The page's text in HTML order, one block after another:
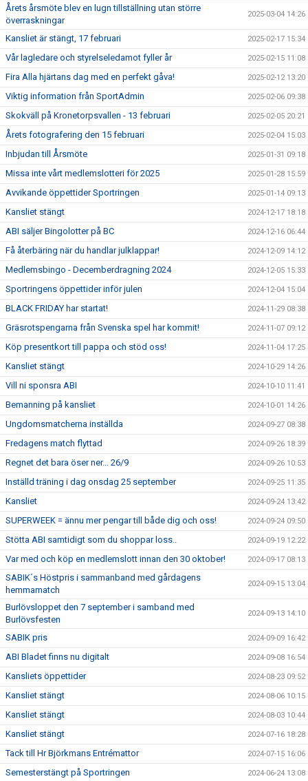
Årets årsmöte blev en lugn tillställning utan större
överraskningar
2025-03-04 14:26
Kansliet är stängt, 17 februari 2025-02-17 15:34
Vår lagledare och styrelseledamot fyller år 2025-02-15 11:08
Fira Alla hjärtans dag med en perfekt gåva! 2025-02-12 13:20
Viktig information från SportAdmin 2025-02-06 09:38
Skokväll på Kronetorpsvallen - 13 februari 2025-02-05 20:21
Årets fotografering den 15 februari 2025-02-04 15:03
Inbjudan till Årsmöte 2025-01-31 09:18
Missa inte vårt medlemslotteri för 2025 2025-01-28 15:59
Avvikande öppettider Sportringen 2025-01-14 09:13
Kansliet stängt 2024-12-17 18:18
ABI säljer Bingolotter på BC 2024-12-16 06:44
Få återbäring när du handlar julklappar! 2024-12-09 14:12
Medlemsbingo - Decemberdragning 2024 2024-12-05 15:33
Sportringens öppettider inför julen 2024-12-04 15:04
BLACK FRIDAY har startat! 2024-11-29 08:38
Gräsrotspengarna från Svenska spel har kommit! 2024-11-07 09:12
Köp presentkort till pappa och stöd oss! 2024-11-04 17:25
Kansliet stängt 2024-10-29 14:26
Vill ni sponsra ABI 2024-10-10 11:41
Bemanning på kansliet 2024-10-01 14:26
Ungdomsmatcherna inställda 2024-09-27 08:38
Fredagens match flyttad 2024-09-26 18:39
Regnet det bara öser ner... 26/9 2024-09-26 10:53
Inställd träning i dag onsdag 25 september 2024-09-25 11:35
Kansliet 2024-09-24 13:42
SUPERWEEK = ännu mer pengar till både dig och oss! 2024-09-24 09:50
Stötta ABI samtidigt som du shoppar loss.. 2024-09-19 12:22
Var med och köp en medlemslott innan den 30 oktober! 2024-09-17 08:13
SABIK´s Höstpris i sammanband med gårdagens
hemmamatch
2024-09-15 13:04
Burlövsloppet den 7 september i samband med
Burlövsfesten
2024-09-13 14:10
SABIK pris 2024-09-09 16:42
ABI Bladet finns nu digitalt 2024-09-08 16:54
Kansliets öppettider 2024-08-23 09:52
Kansliet stängt 2024-08-06 10:15
Kansliet stängt 2024-08-03 10:44
Kansliet stängt 2024-07-16 18:28
Tack till Hr Björkmans Entrémattor 2024-07-15 16:06
Semesterstängt på Sportringen 2024-06-24 13:08